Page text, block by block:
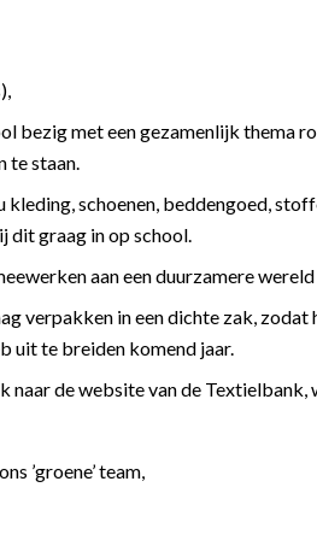
bezig met een gezamenlijk thema
te staan.
schoenen, beddengoed,
dit graag in op school.
aan een duurzamere
verpakken in een dichte zak,
uit te breiden komend jaar.
naar de website van de Textielbank,
’groene’ team,